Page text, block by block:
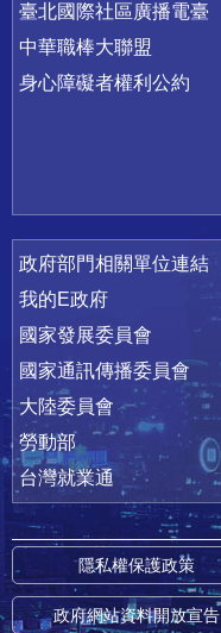
臺北國際社區廣播電臺
中華職棒大聯盟
身心障礙者權利公約
政府部門相關單位連結
我的E政府
國家發展委員會
國家通訊傳播委員會
大陸委員會
勞動部
台灣就業通
隱私權保護政策
政府網站資料開放宣告